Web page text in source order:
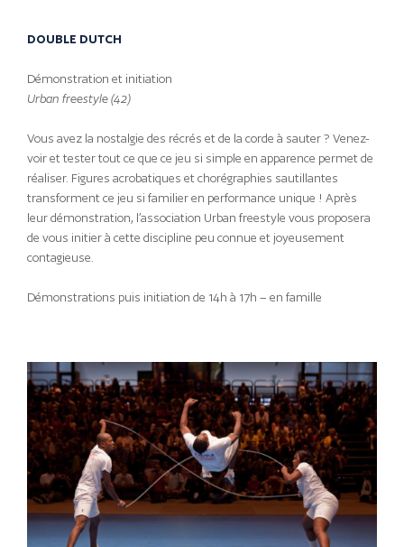
DOUBLE DUTCH
Démonstration et initiation
Urban freestyle (42)
Vous avez la nostalgie des récrés et de la corde à sauter ? Venez-
voir et tester tout ce que ce jeu si simple en apparence permet de
réaliser. Figures acrobatiques et chorégraphies sautillantes
transforment ce jeu si familier en performance unique ! Après
leur démonstration, l’association Urban freestyle vous proposera
de vous initier à cette discipline peu connue et joyeusement
contagieuse.
Démonstrations puis initiation de 14h à 17h – en famille